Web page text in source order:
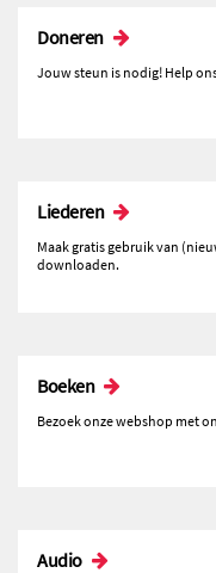
Doneren
Jouw steun is nodig! Help
Liederen
Maak gratis gebruik van
downloaden.
Boeken
Bezoek onze webshop met
Audio